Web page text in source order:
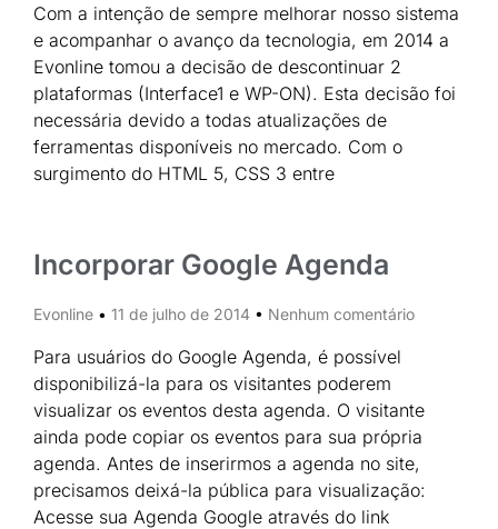
Com a intenção de sempre melhorar nosso sistema
e acompanhar o avanço da tecnologia, em 2014 a
Evonline tomou a decisão de descontinuar 2
plataformas (Interface1 e WP-ON). Esta decisão foi
necessária devido a todas atualizações de
ferramentas disponíveis no mercado. Com o
surgimento do HTML 5, CSS 3 entre
Incorporar Google Agenda
Evonline 11 de julho de 2014 Nenhum comentário
Para usuários do Google Agenda, é possível
disponibilizá-la para os visitantes poderem
visualizar os eventos desta agenda. O visitante
ainda pode copiar os eventos para sua própria
agenda. Antes de inserirmos a agenda no site,
precisamos deixá-la pública para visualização:
Acesse sua Agenda Google através do link